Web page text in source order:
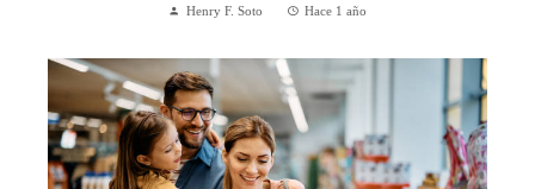
Henry F. Soto Hace 1 año